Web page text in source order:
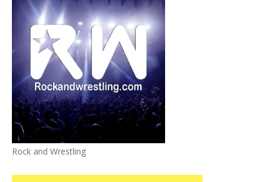
Rock and Wrestling